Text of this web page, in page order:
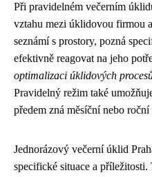
Při pravidelném večerním
vztahu mezi úklidovou firmou
seznámí s prostory, pozná
efektivně reagovat na jeho
optimalizaci úklidových
Pravidelný režim také
předem zná měsíční nebo
Jednorázový večerní úklid
specifické situace a